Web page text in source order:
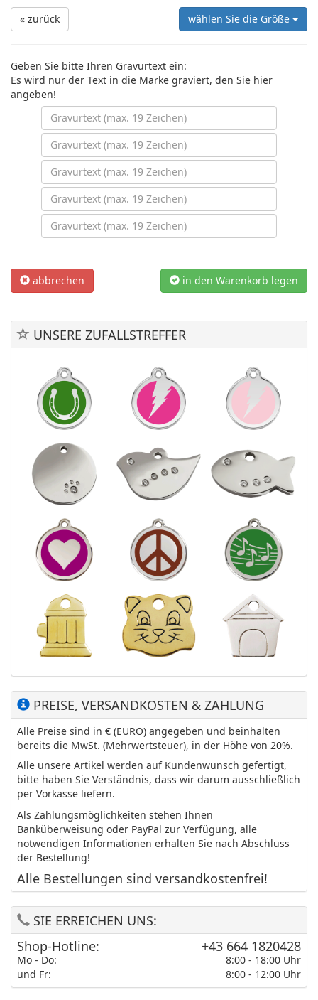
« zurück
wählen Sie die Größe
Geben Sie bitte Ihren Gravurtext ein:
Es wird nur der Text in die Marke graviert, den Sie hier
angeben!
abbrechen in den Warenkorb legen
UNSERE ZUFALLSTREFFER
PREISE, VERSANDKOSTEN & ZAHLUNG
Alle Preise sind in € (EURO) angegeben und beinhalten
bereits die MwSt. (Mehrwertsteuer), in der Höhe von 20%.
Alle unsere Artikel werden auf Kundenwunsch gefertigt,
bitte haben Sie Verständnis, dass wir darum ausschließlich
per Vorkasse liefern.
Als Zahlungsmöglichkeiten stehen Ihnen
Banküberweisung oder PayPal zur Verfügung, alle
notwendigen Informationen erhalten Sie nach Abschluss
der Bestellung!
Alle Bestellungen sind versandkostenfrei!
SIE ERREICHEN UNS:
Shop-Hotline:
Mo - Do:
und Fr:
+43 664 1820428
8:00 - 18:00 Uhr
8:00 - 12:00 Uhr